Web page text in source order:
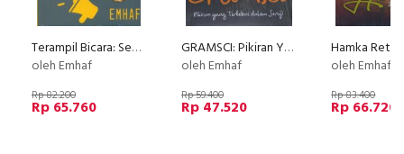
Terampil Bicara: Seni Menaklukkan Setiap Dimensi Wicara
oleh Emhaf
Rp 82.200
Rp 65.760
GRAMSCI: Pikiran Yang Terbebas Dalam Jeruji
oleh Emhaf
Rp 59.400
Rp 47.520
oleh Emhaf
Rp 83.400
Rp 66.720